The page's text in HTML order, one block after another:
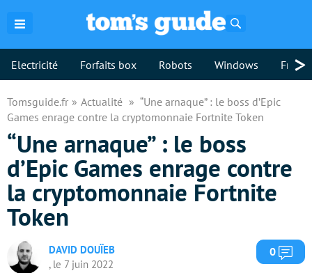
Electricité Forfaits box Robots Windows >
Tomsguide.fr Actualité
“Une arnaque” : le boss d’Epic
Games enrage contre la cryptomonnaie Fortnite Token
“Une arnaque” : le boss
d’Epic Games enrage contre
la cryptomonnaie Fortnite
Token
DAVID DOUÏEB
, le 7 juin 2022
0